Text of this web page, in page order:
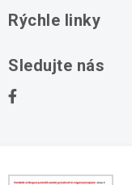
Domy na predaj
Stavebné pozemky
Rýchle linky
Sledujte nás